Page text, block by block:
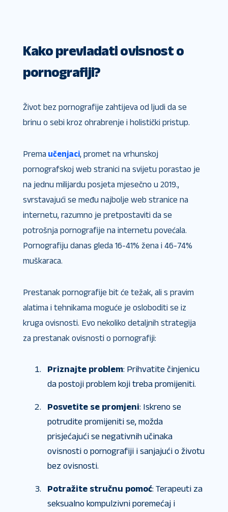
Kako prevladati ovisnost o
pornografiji?
Život bez pornografije zahtijeva od ljudi da se
brinu o sebi kroz ohrabrenje i holistički pristup.
Prema učenjaci, promet na vrhunskoj
pornografskoj web stranici na svijetu porastao je
na jednu milijardu posjeta mjesečno u 2019.,
svrstavajući se među najbolje web stranice na
internetu, razumno je pretpostaviti da se
potrošnja pornografije na internetu povećala.
Pornografiju danas gleda 16-41% žena i 46-74%
muškaraca.
Prestanak pornografije bit će težak, ali s pravim
alatima i tehnikama moguće je osloboditi se iz
kruga ovisnosti. Evo nekoliko detaljnih strategija
za prestanak ovisnosti o pornografiji:
Priznajte problem: Prihvatite činjenicu
da postoji problem koji treba promijeniti.
Posvetite se promjeni: Iskreno se
potrudite promijeniti se, možda
prisjećajući se negativnih učinaka
ovisnosti o pornografiji i sanjajući o životu
bez ovisnosti.
Potražite stručnu pomoć: Terapeuti za
seksualno kompulzivni poremećaj i